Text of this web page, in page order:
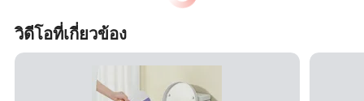
สำหรับรับประทานอาหารชนิดอื่น
คำถามที่ 2 เราสามารถผลิตสินค้าที่ปรับแต่งได้หรือไม่
ได้เราสามารถผลิตผลิตภัณฑ์ที่ปรับแต่งตามการ
ออกแบบตัวอย่างและข้อกำหนดของคุณได้
วิดีโอที่เกี่ยวข้อง